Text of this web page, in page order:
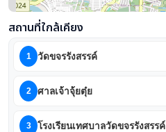
สถานที่ใกล้เคียง
1 วัดขจรรังสรรค์
2 ศาลเจ้าจุ้ยตุ๋ย
3 โรงเรียนเทศบาลวัดขจรรังสรรค์